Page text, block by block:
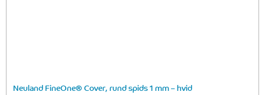
Neuland FineOne® Cover, rund spids 1 mm – hvid